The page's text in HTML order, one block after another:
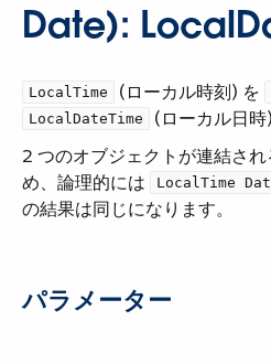
Date):
LocalTime ​ (ローカル時刻) を ​
LocalDateTime
(ローカル日時
2 つのオブジェクトが連結さ
め、論理的には ​
LocalTime
の結果は同じになります。
パラメーター